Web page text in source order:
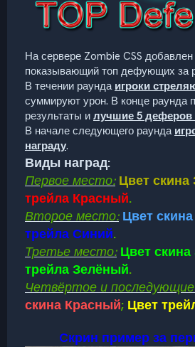
На сервере Zombie CSS добавлен
показывающий топ дефующих за
В течении раунда игроки
суммируют урон. В конце раунда
результаты и лучшие 5
В начале следующего раунда
награду.
Виды наград:
Первое место: Цвет скина
трейла Красный.
Второе место: Цвет
трейла Синий.
Третье место: Цвет
трейла Зелёный.
Четвёртое и
скина Красный; Цвет
Cкрин пример за